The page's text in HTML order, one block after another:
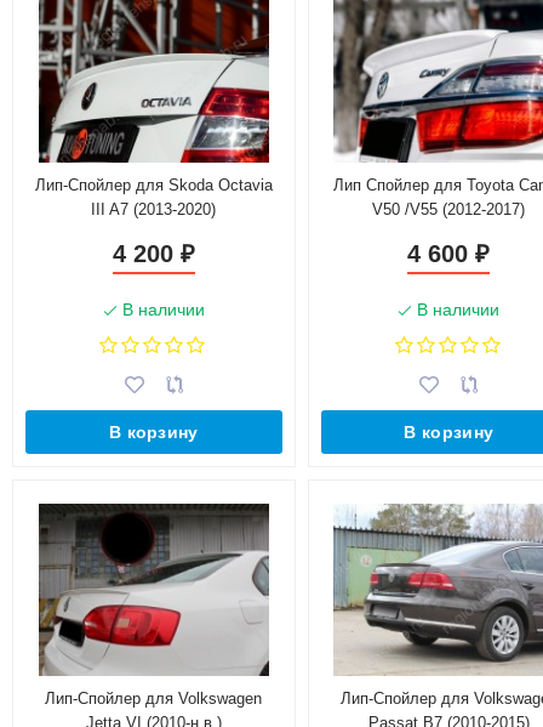
Лип-Спойлер для Skoda Octavia
III A7 (2013-2020)
4 200 ₽
В наличии
В корзину
Лип Спойлер для Toyota
V50 /V55 (2012-2017)
4 600₽
В наличии
В корзину
Лип-Спойлер для Volkswagen
Jetta VI (2010-н.в.)
Лип-Спойлер для
Passat B7 (2010-2015)